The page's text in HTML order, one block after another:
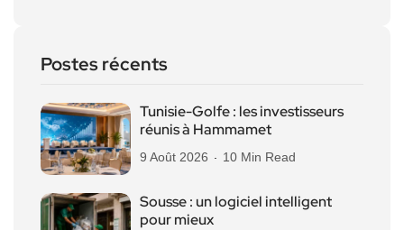
Postes récents
Tunisie-Golfe : les investisseurs
réunis à Hammamet
9 Août 2026 10 Min Read
Sousse : un logiciel intelligent
pour mieux